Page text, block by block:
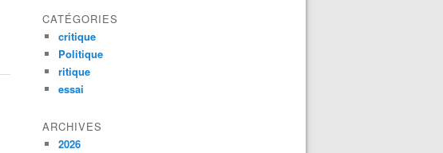
CATÉGORIES
critique
Politique
ritique
essai
ARCHIVES
2026